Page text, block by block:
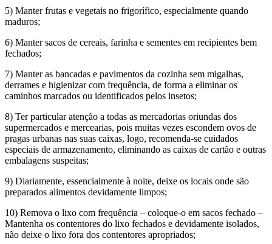
5) Manter frutas e vegetais no frigorífico, especialmente quando
maduros;
6) Manter sacos de cereais, farinha e sementes em recipientes bem
fechados;
7) Manter as bancadas e pavimentos da cozinha sem migalhas,
derrames e higienizar com frequência, de forma a eliminar os
caminhos marcados ou identificados pelos insetos;
8) Ter particular atenção a todas as mercadorias oriundas dos
supermercados e mercearias, pois muitas vezes escondem ovos de
pragas urbanas nas suas caixas, logo, recomenda-se cuidados
especiais de armazenamento, eliminando as caixas de cartão e outras
embalagens suspeitas;
9) Diariamente, essencialmente à noite, deixe os locais onde são
preparados alimentos devidamente limpos;
10) Remova o lixo com frequência – coloque-o em sacos fechado –
Mantenha os contentores do lixo fechados e devidamente isolados,
não deixe o lixo fora dos contentores apropriados;